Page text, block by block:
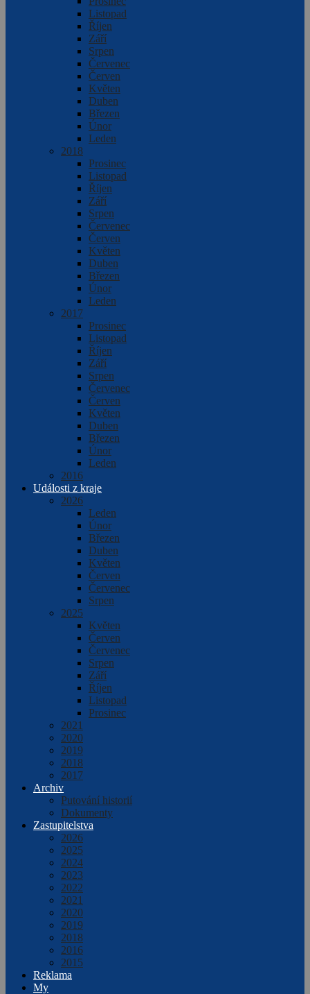
Listopad
Říjen
Září
Srpen
Červenec
Červen
Květen
Duben
Březen
Únor
Leden
2018
Prosinec
Listopad
Říjen
Září
Srpen
Červenec
Červen
Květen
Duben
Březen
Únor
Leden
2017
Prosinec
Listopad
Říjen
Září
Srpen
Červenec
Červen
Květen
Duben
Březen
Únor
Leden
2016
Události z kraje
2026
Leden
Únor
Březen
Duben
Květen
Červen
Červenec
Srpen
2025
Květen
Červen
Červenec
Srpen
Září
Říjen
Listopad
Prosinec
2021
2020
2019
2018
2017
Archiv
Putování historií
Dokumenty
Zastupitelstva
2026
2025
2024
2023
2022
2021
2020
2019
2018
2016
2015
Reklama
My